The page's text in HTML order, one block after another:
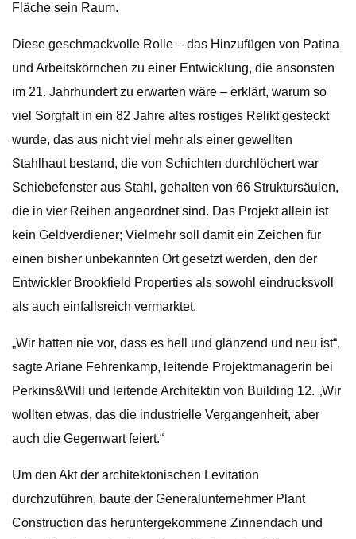
Fläche sein Raum.
Diese geschmackvolle Rolle – das Hinzufügen von Patina
und Arbeitskörnchen zu einer Entwicklung, die ansonsten
im 21. Jahrhundert zu erwarten wäre – erklärt, warum so
viel Sorgfalt in ein 82 Jahre altes rostiges Relikt gesteckt
wurde, das aus nicht viel mehr als einer gewellten
Stahlhaut bestand, die von Schichten durchlöchert war
Schiebefenster aus Stahl, gehalten von 66 Struktursäulen,
die in vier Reihen angeordnet sind. Das Projekt allein ist
kein Geldverdiener; Vielmehr soll damit ein Zeichen für
einen bisher unbekannten Ort gesetzt werden, den der
Entwickler Brookfield Properties als sowohl eindrucksvoll
als auch einfallsreich vermarktet.
„Wir hatten nie vor, dass es hell und glänzend und neu ist“,
sagte Ariane Fehrenkamp, ​​leitende Projektmanagerin bei
Perkins&Will und leitende Architektin von Building 12. „Wir
wollten etwas, das die industrielle Vergangenheit, aber
auch die Gegenwart feiert.“
Um den Akt der architektonischen Levitation
durchzuführen, baute der Generalunternehmer Plant
Construction das heruntergekommene Zinnendach und